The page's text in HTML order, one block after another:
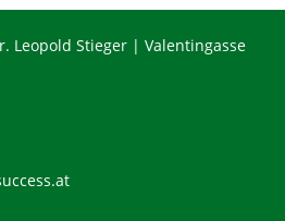
Leopold Stieger | Valentingasse